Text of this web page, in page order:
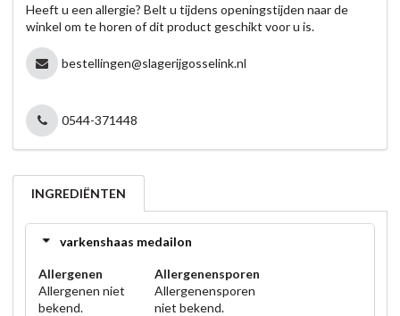
Heeft u een allergie? Belt u tijdens openingstijden naar de
winkel om te horen of dit product geschikt voor u is.
bestellingen@slagerijgosselink.nl
0544-371448
INGREDIËNTEN
varkenshaas medailon
Allergenen
Allergenen niet
bekend.
Allergenensporen
Allergenensporen
niet bekend.